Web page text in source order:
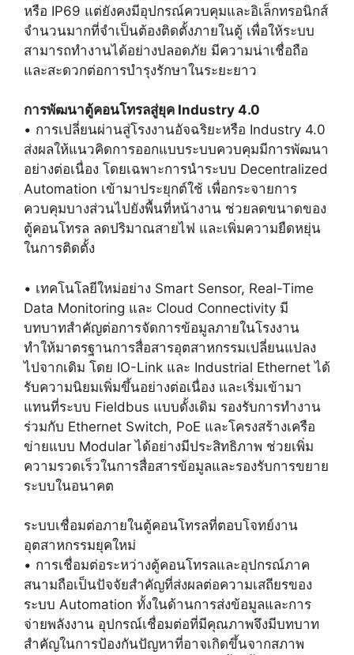
หรือ IP69 แต่ยังคงมีอุปกรณ์ควบคุมและอิเล็กทรอนิกส์
จำนวนมากที่จำเป็นต้องติดตั้งภายในตู้ เพื่อให้ระบบ
สามารถทำงานได้อย่างปลอดภัย มีความน่าเชื่อถือ
และสะดวกต่อการบำรุงรักษาในระยะยาว
การพัฒนาตู้คอนโทรลสู่ยุค Industry 4.0
• การเปลี่ยนผ่านสู่โรงงานอัจฉริยะหรือ Industry 4.0
ส่งผลให้แนวคิดการออกแบบระบบควบคุมมีการพัฒนา
อย่างต่อเนื่อง โดยเฉพาะการนำระบบ Decentralized
Automation เข้ามาประยุกต์ใช้ เพื่อกระจายการ
ควบคุมบางส่วนไปยังพื้นที่หน้างาน ช่วยลดขนาดของ
ตู้คอนโทรล ลดปริมาณสายไฟ และเพิ่มความยืดหยุ่น
ในการติดตั้ง
• เทคโนโลยีใหม่อย่าง Smart Sensor, Real-Time
Data Monitoring และ Cloud Connectivity มี
บทบาทสำคัญต่อการจัดการข้อมูลภายในโรงงาน
ทำให้มาตรฐานการสื่อสารอุตสาหกรรมเปลี่ยนแปลง
ไปจากเดิม โดย IO-Link และ Industrial Ethernet ได้
รับความนิยมเพิ่มขึ้นอย่างต่อเนื่อง และเริ่มเข้ามา
แทนที่ระบบ Fieldbus แบบดั้งเดิม รองรับการทำงาน
ร่วมกับ Ethernet Switch, PoE และโครงสร้างเครือ
ข่ายแบบ Modular ได้อย่างมีประสิทธิภาพ ช่วยเพิ่ม
ความรวดเร็วในการสื่อสารข้อมูลและรองรับการขยาย
ระบบในอนาคต
ระบบเชื่อมต่อภายในตู้คอนโทรลที่ตอบโจทย์งาน
อุตสาหกรรมยุคใหม่
• การเชื่อมต่อระหว่างตู้คอนโทรลและอุปกรณ์ภาค
สนามถือเป็นปัจจัยสำคัญที่ส่งผลต่อความเสถียรของ
ระบบ Automation ทั้งในด้านการส่งข้อมูลและการ
จ่ายพลังงาน อุปกรณ์เชื่อมต่อที่มีคุณภาพจึงมีบทบาท
สำคัญในการป้องกันปัญหาที่อาจเกิดขึ้นจากสภาพ